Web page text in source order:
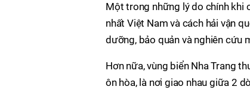
Một trong những lý do chính khi
nhất Việt Nam và cách hải vận
dưỡng, bảo quản và nghiên cứu
Hơn nữa, vùng biển Nha Trang
ôn hòa, là nơi giao nhau giữa 2